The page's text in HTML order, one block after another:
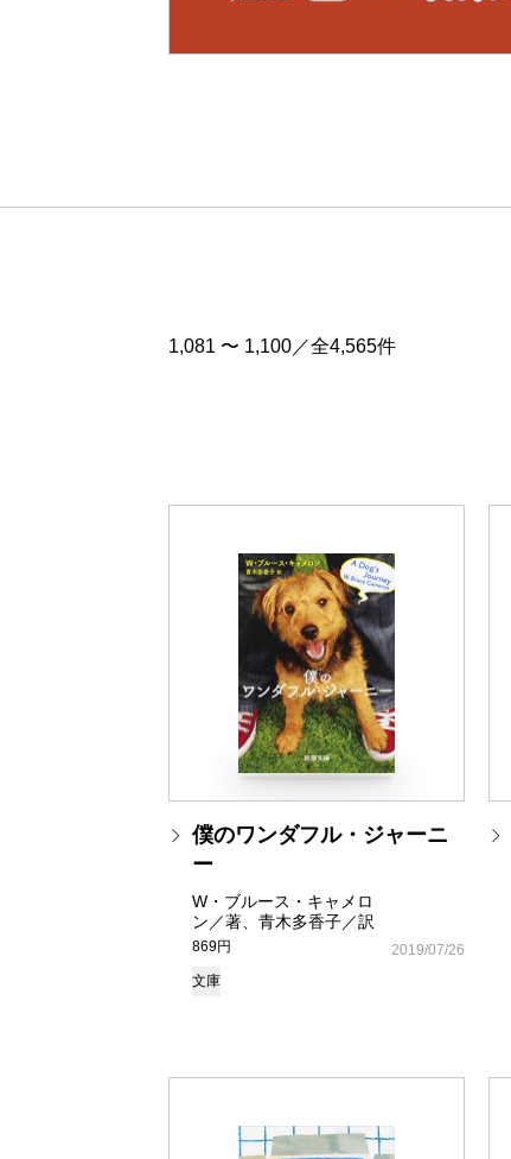
1,081 〜 1,100／全4,565件
僕のワンダフル・ジャーニ
ー
W・ブルース・キャメロ
ン／著、青木多香子／訳
869円
2019/07/26
文庫